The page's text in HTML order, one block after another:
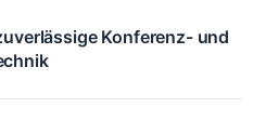
Konferenz- und